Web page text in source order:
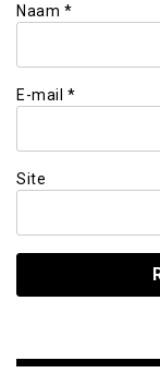
Naam *
E-mail *
Site